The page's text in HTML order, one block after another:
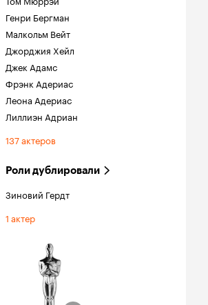
Генри Бергман
Малкольм Вейт
Джорджия Хейл
Джек Адамс
Фрэнк Адериас
Леона Адериас
Лиллиэн Адриан
137 актеров
Роли дублировали
Зиновий Гердт
1 актер